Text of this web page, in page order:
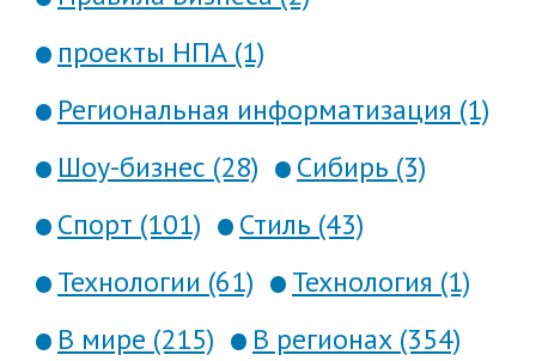
проекты НПА (1)
Региональная информатизация (1)
Шоу-бизнес (28)
Сибирь (3)
Спорт (101)
Стиль (43)
Технологии (61)
Технология (1)
В мире (215)
В регионах (354)